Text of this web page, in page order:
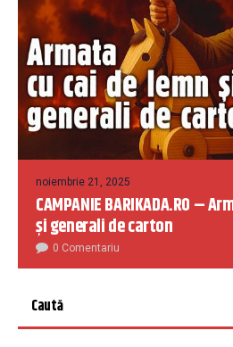
noiembrie 21, 2025
CAMPANIE BARIKADA.RO –
și generali de carton
0 Comentariu